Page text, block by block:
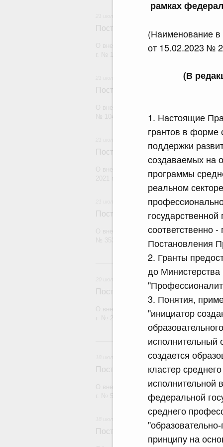
рамках
(Наименование в
от 15.02.2023 №
(В
1. Настоящие
грантов в форме
поддержки
создаваемых на
программы
реальном
соответственно
Постановления
2. Гранты
до
3. Понятия,
"инициатор
исполнительный
создается
кластер
исполнительной
федеральной
среднего
принципу на
Постановление Правительства
О внесении изменений в постановление
Постановление Правительства
Постановление Правительства
О внесении изменений в постановление
Постановление Правительства
О внесении изменения в постановление
20
Постановление Правительства
О внесении изменений в постановление
Постановление Правительства
О внесении изменений в
Постановление Правительства